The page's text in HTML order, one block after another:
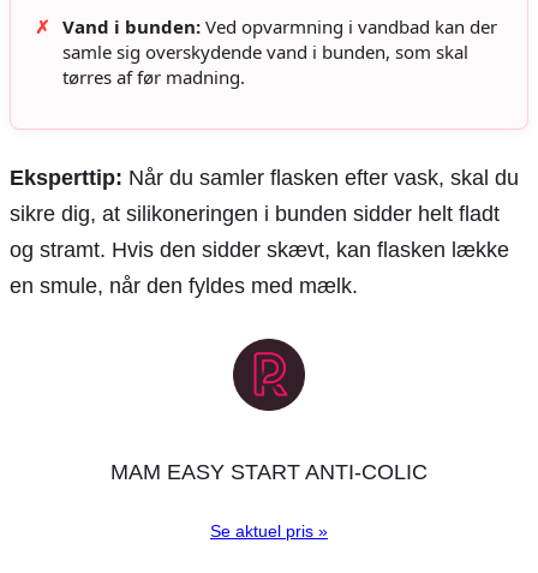
✗ Vand i bunden: Ved opvarmning i vandbad kan der
samle sig overskydende vand i bunden, som skal
tørres af før madning.
Eksperttip: Når du samler flasken efter vask, skal du
sikre dig, at silikoneringen i bunden sidder helt fladt
og stramt. Hvis den sidder skævt, kan flasken lække
en smule, når den fyldes med mælk.
MAM EASY START ANTI-COLIC
Se aktuel pris »